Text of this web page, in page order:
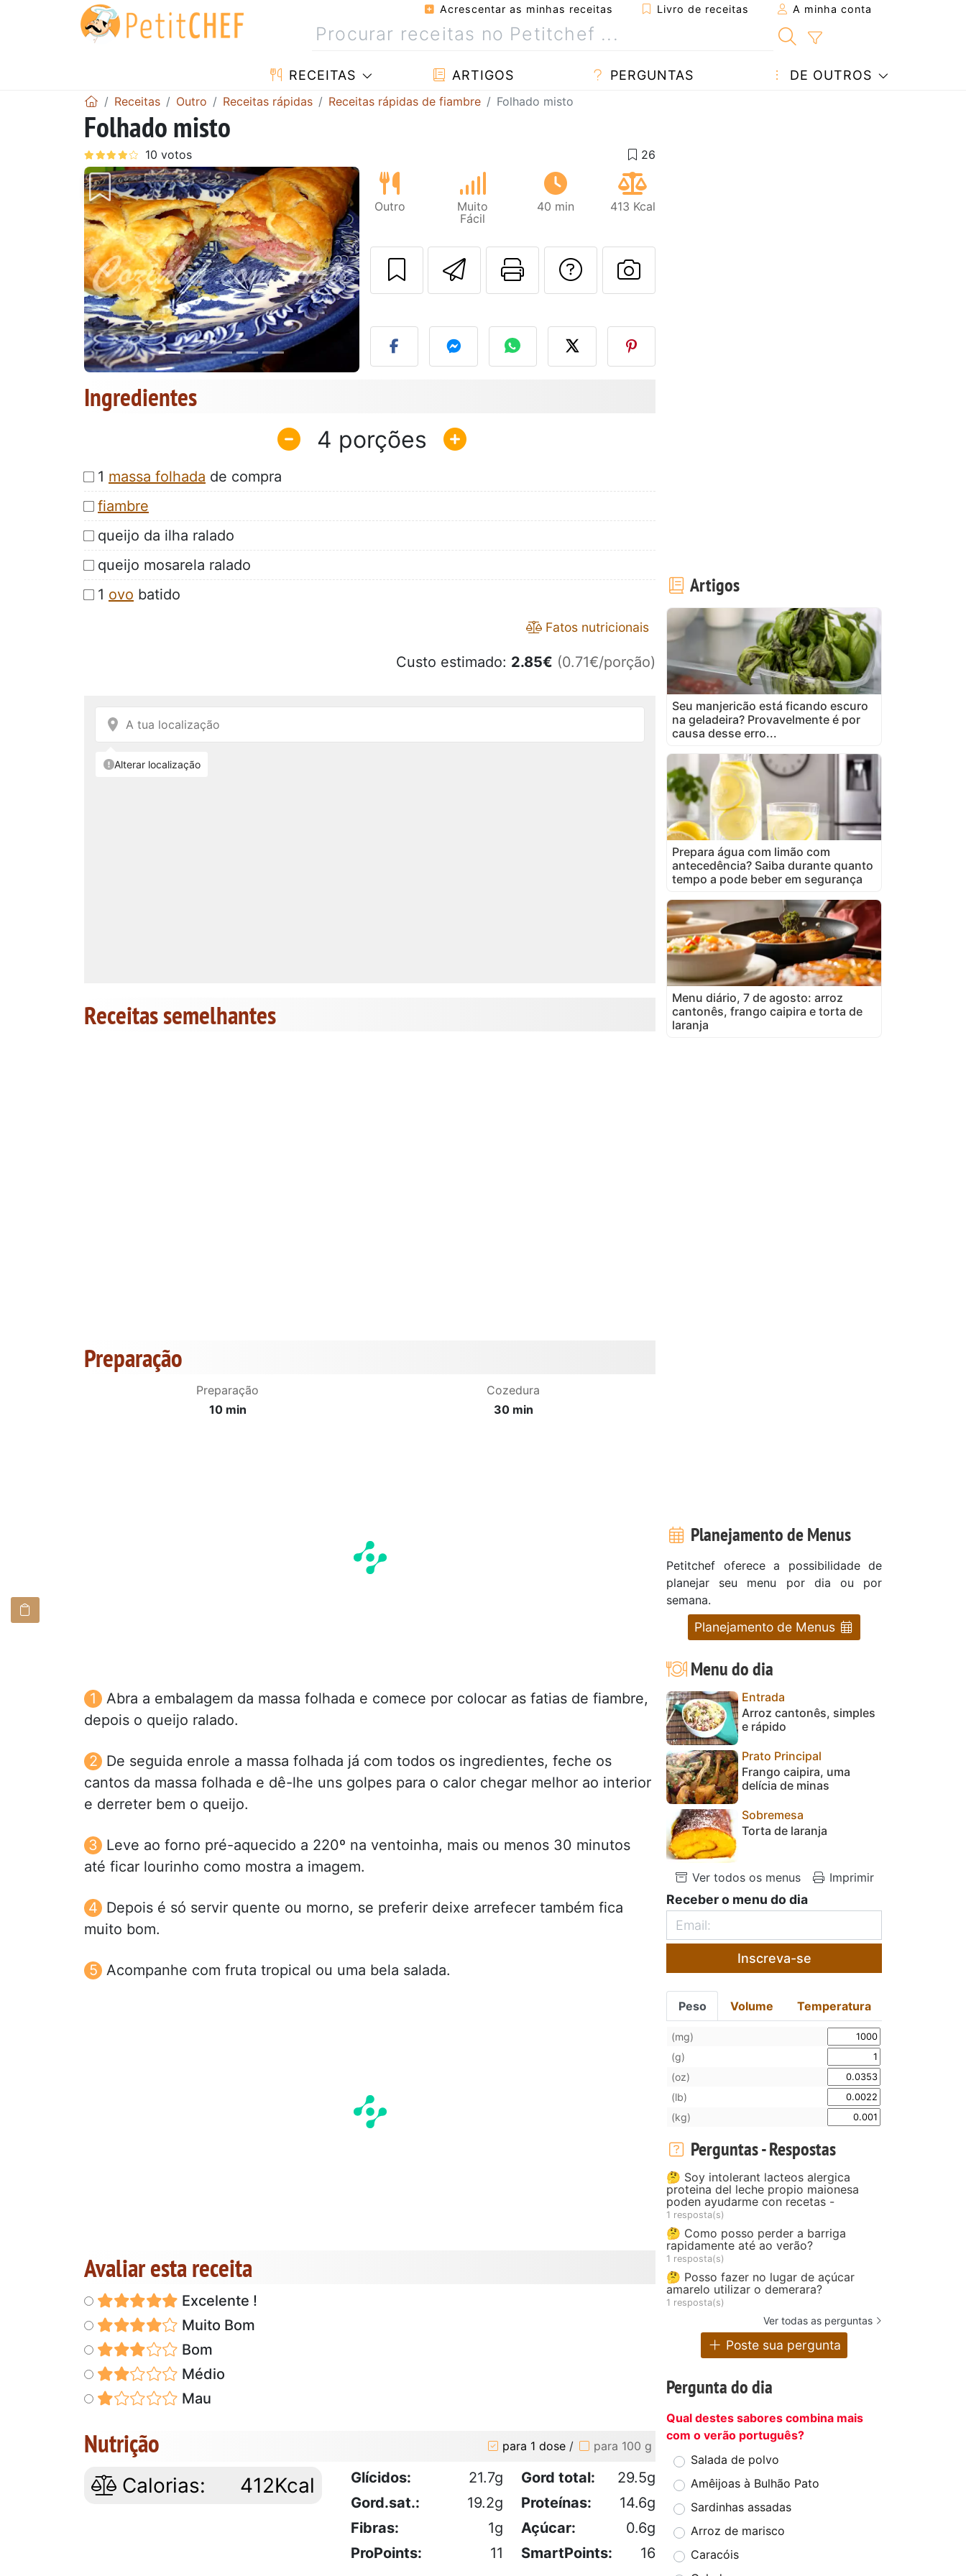
Acrescentar as minhas receitas Livro de receitas A minha conta
RECEITAS ARTIGOS PERGUNTAS DE OUTROS
Receitas Outro Receitas rápidas Receitas rápidas de fiambre Folhado misto
Folhado misto
Anterior Next
Outro
Muito
Fácil
40 min 413 Kcal
Enviar esta receita a um amigo
Imprima esta página
Falar com o autor da receita
Fez esta receita? Compartilhe
Ingredientes
4
1 massa folhada de compra
fiambre
queijo da ilha ralado
queijo mosarela ralado
1 ovo batido
Fatos nutricionais
Custo estimado: 2.85€ (0.71€/porção)
Receitas semelhantes
Preparação
Preparação
10 min
Cozedura
30 min
Abra a embalagem da massa folhada e comece por colocar as fatias de fiambre,
depois o queijo ralado.
De seguida enrole a massa folhada já com todos os ingredientes, feche os
cantos da massa folhada e dê-lhe uns golpes para o calor chegar melhor ao interior
e derreter bem o queijo.
Leve ao forno pré-aquecido a 220º na ventoinha, mais ou menos 30 minutos
até ficar lourinho como mostra a imagem.
Depois é só servir quente ou morno, se preferir deixe arrefecer também fica
muito bom.
Acompanhe com fruta tropical ou uma bela salada.
Avaliar esta receita
Excelente !
Muito Bom
Bom
Médio
Mau
Nutrição para 1 dose / para 100 g
Calorias: 412Kcal Glícidos: 21.7g Gord total:
29.5g
Gord.sat.:
19.2g Proteínas:
14.6g
Fibras:
1g Açúcar:
0.6g
ProPoints:
11 SmartPoints: 16
Artigos
Seu manjericão está ficando escuro
na geladeira? Provavelmente é por
causa desse erro...
Prepara água com limão com
antecedência? Saiba durante quanto
tempo a pode beber em segurança
Menu diário, 7 de agosto: arroz
cantonês, frango caipira e torta de
laranja
Planejamento de Menus
Petitchef oferece a possibilidade de
planejar seu menu por dia ou por
semana.
Planejamento de Menus
Menu do dia
Entrada
Arroz cantonês, simples
e rápido
Prato Principal
Frango caipira, uma
delícia de minas
Sobremesa
Torta de laranja
Ver todos os menus Imprimir
Receber o menu do dia
Inscreva-se
Peso Volume Temperatura
(mg)
(g)
(oz)
(lb)
(kg)
Perguntas - Respostas
🤔 Soy intolerant lacteos alergica
proteina del leche propio maionesa
poden ayudarme con recetas -
1 resposta(s)
🤔 Como posso perder a barriga
rapidamente até ao verão?
1 resposta(s)
🤔 Posso fazer no lugar de açúcar
amarelo utilizar o demerara?
1 resposta(s)
Ver todas as perguntas
Poste sua pergunta
Pergunta do dia
Qual destes sabores combina mais
com o verão português?
Salada de polvo
Amêijoas à Bulhão Pato
Sardinhas assadas
Arroz de marisco
Caracóis